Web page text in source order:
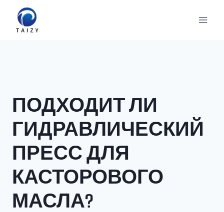
Перейти
содержимому
ПОДХОДИТ ЛИ
ГИДРАВЛИЧЕСКИЙ
ПРЕСС ДЛЯ
КАСТОРОВОГО
МАСЛА?